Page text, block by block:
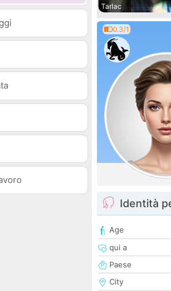
Tarlac
0.3/1
Identità
Age
qui a
Paese
City